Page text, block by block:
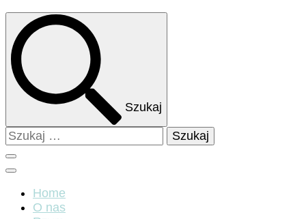
Szukaj
Szukaj:
Home
O nas